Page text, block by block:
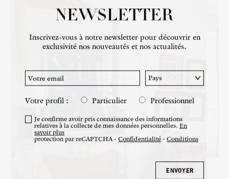
NEWSLETTER
Inscrivez-vous à notre newsletter pour découvrir en
exclusivité nos nouveautés et nos actualités.
Votre profil : Particulier Professionnel
Je confirme avoir pris connaissance des informations
relatives à la collecte de mes données personnelles.En
savoir plus
protection par reCAPTCHA -
Confidentialité Conditions
ENVOYER